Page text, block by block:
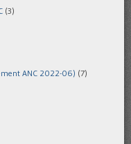
(3)
ANC 2022-06) (7)